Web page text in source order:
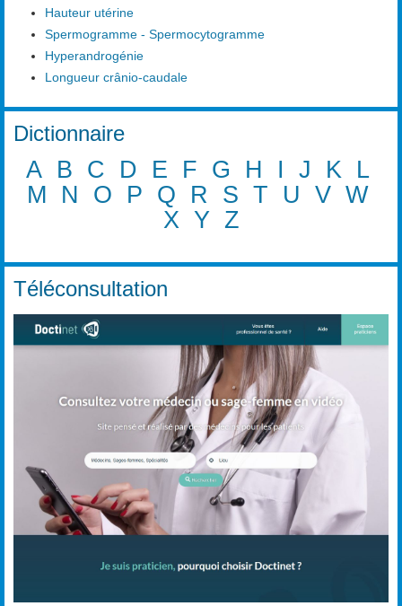
Hauteur utérine
Spermogramme - Spermocytogramme
Hyperandrogénie
Longueur crânio-caudale
Dictionnaire
A B C D E F G H I J K
L
M
N O P Q R S T U V W
X Y Z
Téléconsultation